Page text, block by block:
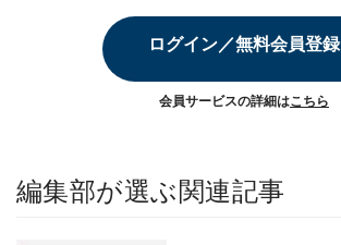
ログイン／無料会員登録
会員サービスの詳細はこちら
編集部が選ぶ関連記事